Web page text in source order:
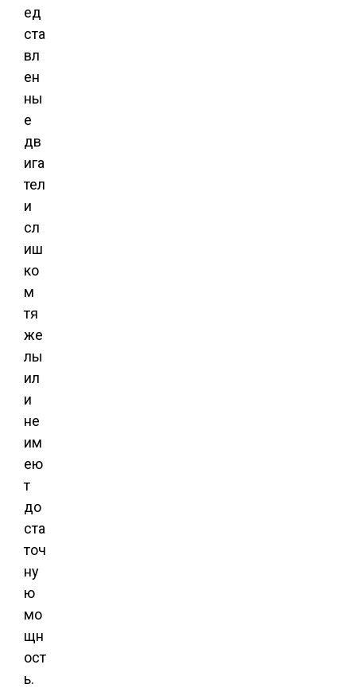
ед
ста
вл
ен
ны
е
дв
ига
тел
и
сл
иш
ко
м
тя
же
лы
ил
и
не
им
ею
т
до
ста
точ
ну
ю
мо
щн
ост
ь.